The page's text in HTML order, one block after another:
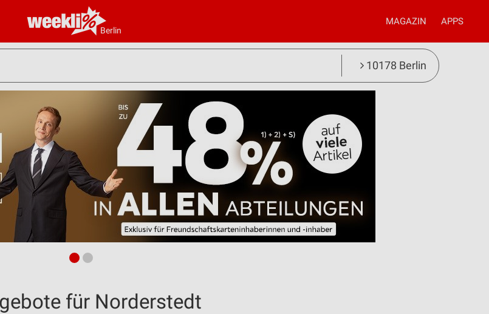
Berlin
MAGAZIN APPS
10178 Berlin
für Norderstedt